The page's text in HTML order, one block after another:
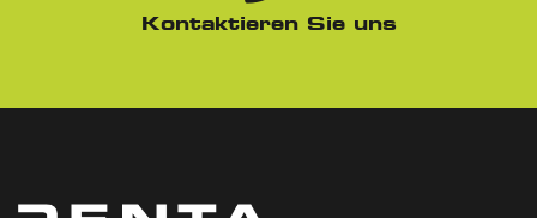
Kontaktieren Sie uns